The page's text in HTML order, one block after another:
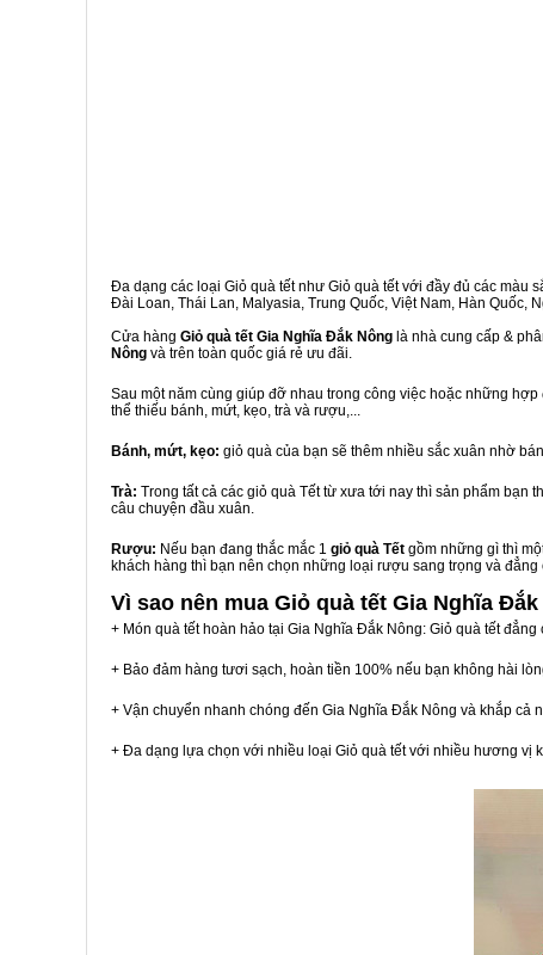
Đa dạng các loại Giỏ quà tết như Giỏ quà tết với đầy đủ các màu
Đài Loan, Thái Lan, Malyasia, Trung Quốc, Việt Nam, Hàn Quốc,
Cửa hàng Giỏ quà tết Gia Nghĩa Đắk Nông là nhà cung cấp &
Nông và trên toàn quốc giá rẻ ưu đãi.
Sau một năm cùng giúp đỡ nhau trong công việc hoặc những
thể thiếu bánh, mứt, kẹo, trà và rượu,...
Bánh, mứt, kẹo: giỏ quà của bạn sẽ thêm nhiều sắc xuân nhờ
Trà: Trong tất cả các giỏ quà Tết từ xưa tới nay thì sản phẩm
câu chuyện đầu xuân.
Rượu: Nếu bạn đang thắc mắc 1 giỏ quà Tết gồm những gì thì
khách hàng thì bạn nên chọn những loại rượu sang trọng và đẳng
Vì sao nên mua Giỏ quà tết Gia Nghĩa Đắk
+ Món quà tết hoàn hảo tại Gia Nghĩa Đắk Nông: Giỏ quà tết đẳng
+ Bảo đảm hàng tươi sạch, hoàn tiền 100% nếu bạn không hài
+ Vận chuyển nhanh chóng đến Gia Nghĩa Đắk Nông và khắp cả
+ Đa dạng lựa chọn với nhiều loại Giỏ quà tết với nhiều hương vị